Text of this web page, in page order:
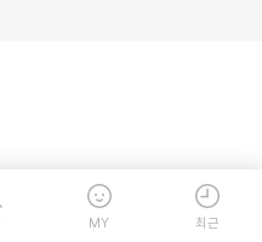
MY 최근